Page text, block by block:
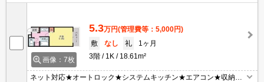
画像：7枚
5.3万円(管理費等：5,000円)
敷
なし 礼
1ヶ月
3階
1K 18.61m²
ネット対応★オートロック★システムキッチン★エアコン★収納ス